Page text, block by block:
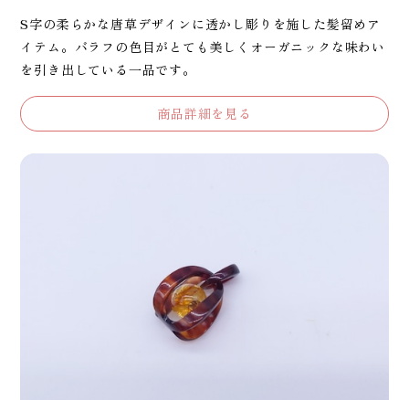
S字の柔らかな唐草デザインに透かし彫りを施した髪留めア
イテム。バラフの色目がとても美しくオーガニックな味わい
を引き出している一品です。
商品詳細を見る